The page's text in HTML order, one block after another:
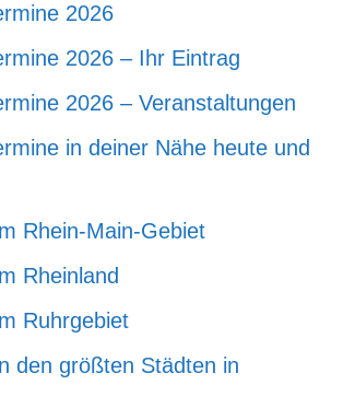
2026
2026 – Ihr Eintrag
2026 – Veranstaltungen
in deiner Nähe heute und
Rhein-Main-Gebiet
Rheinland
Ruhrgebiet
den größten Städten in